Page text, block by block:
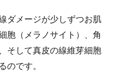
ダメージが少しずつお肌
胞（メラノサイト）、角
そして真皮の線維芽細胞
のです。